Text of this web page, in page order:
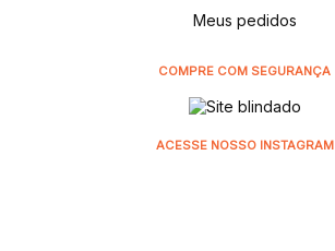
Meus pedidos
COMPRE COM SEGURANÇA
ACESSE NOSSO INSTAGRAM